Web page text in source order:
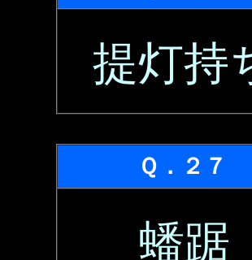
提灯持
Ｑ．２７
蟠踞